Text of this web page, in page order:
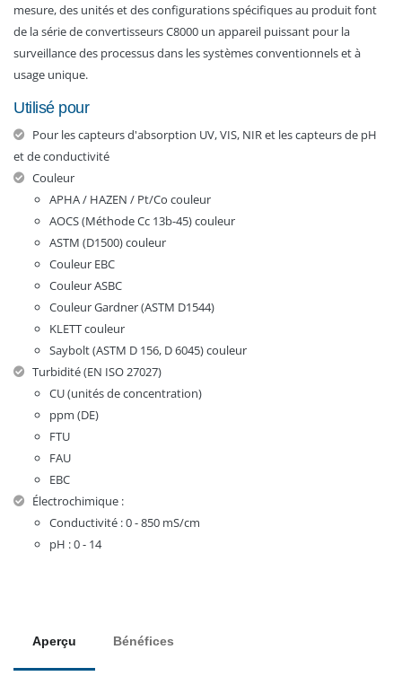
mesure, des unités et des configurations spécifiques au produit font
de la série de convertisseurs C8000 un appareil puissant pour la
surveillance des processus dans les systèmes conventionnels et à
usage unique.
Utilisé pour
Pour les capteurs d'absorption UV, VIS, NIR et les capteurs de pH
et de conductivité
Couleur
APHA / HAZEN / Pt/Co couleur
AOCS (Méthode Cc 13b-45) couleur
ASTM (D1500) couleur
Couleur EBC
Couleur ASBC
Couleur Gardner (ASTM D1544)
KLETT couleur
Saybolt (ASTM D 156, D 6045) couleur
Turbidité (EN ISO 27027)
CU (unités de concentration)
ppm (DE)
FTU
FAU
EBC
Électrochimique :
Conductivité : 0 - 850 mS/cm
pH : 0 - 14
Aperçu Bénéfices